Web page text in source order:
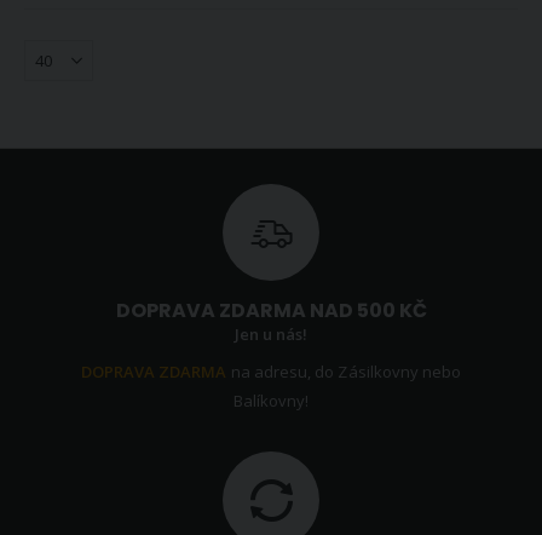
DOPRAVA ZDARMA NAD 500 KČ
Jen u nás!
DOPRAVA ZDARMA na adresu, do Zásilkovny nebo
Balíkovny!